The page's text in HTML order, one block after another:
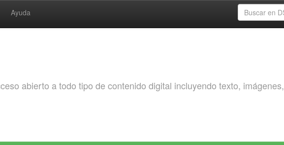
Ayuda
abierto a todo tipo de contenido digital incluyendo texto, imágenes,